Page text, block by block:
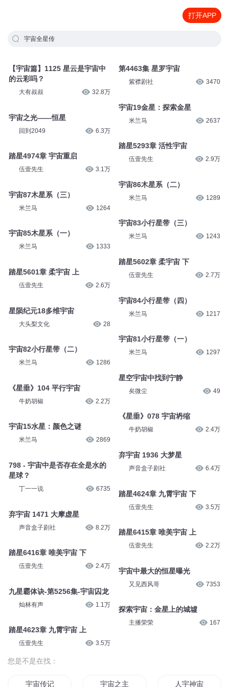
打开APP
宇宙全星传
【宇宙篇】1125 星云是宇宙中
的云彩吗？
大有叔叔 32.8万
宇宙之光——恒星
回到2049 6.3万
踏星4974章 宇宙重启
伍壹先生 3.1万
宇宙87木星系（三）
米兰马 1264
宇宙85木星系（一）
米兰马 1333
踏星5601章 柔宇宙 上
伍壹先生 2.6万
星陨纪元18多维宇宙
大头梨文化 28
宇宙82小行星带（二）
米兰马 1286
《星垂》104 平行宇宙
牛奶胡椒 2.2万
宇宙15水星：颜色之谜
米兰马 2869
798 - 宇宙中是否存在全是水的
星球？
丁一一说 6735
弃宇宙 1471 大摩虚星
声音盒子剧社 8.2万
踏星6416章 唯美宇宙 下
伍壹先生 2.4万
九星霸体诀-第5256集-宇宙囚龙
灿林有声 1.1万
踏星4623章 九霄宇宙 上
伍壹先生 3.5万
第4463集 星罗宇宙
紫襟剧社 3470
宇宙19金星：探索金星
米兰马 2637
踏星5293章 活性宇宙
伍壹先生 2.9万
宇宙86木星系（二）
米兰马 1289
宇宙83小行星带（三）
米兰马 1243
踏星5602章 柔宇宙 下
伍壹先生 2.7万
宇宙84小行星带（四）
米兰马 1217
宇宙81小行星带（一）
米兰马 1297
星空宇宙中找到宁静
矣微尘 49
《星垂》078 宇宙坍缩
牛奶胡椒 2.4万
弃宇宙 1936 大梦星
声音盒子剧社 6.4万
踏星4624章 九霄宇宙 下
伍壹先生 3.5万
踏星6415章 唯美宇宙 上
伍壹先生 2.2万
宇宙中最大的恒星曝光
又见西风哥 7353
探索宇宙：金星上的城墟
主播荣荣 167
您是不是在找：
宇宙传记 宇宙之主 人宇神宙